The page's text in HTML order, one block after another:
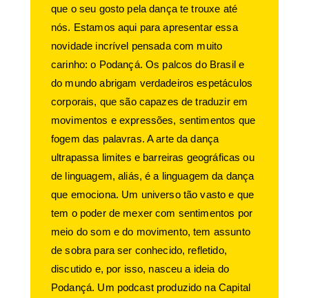
que o seu gosto pela dança te trouxe até
nós. Estamos aqui para apresentar essa
novidade incrível pensada com muito
carinho: o Podançá. Os palcos do Brasil e
do mundo abrigam verdadeiros espetáculos
corporais, que são capazes de traduzir em
movimentos e expressões, sentimentos que
fogem das palavras. A arte da dança
ultrapassa limites e barreiras geográficas ou
de linguagem, aliás, é a linguagem da dança
que emociona. Um universo tão vasto e que
tem o poder de mexer com sentimentos por
meio do som e do movimento, tem assunto
de sobra para ser conhecido, refletido,
discutido e, por isso, nasceu a ideia do
Podançá. Um podcast produzido na Capital